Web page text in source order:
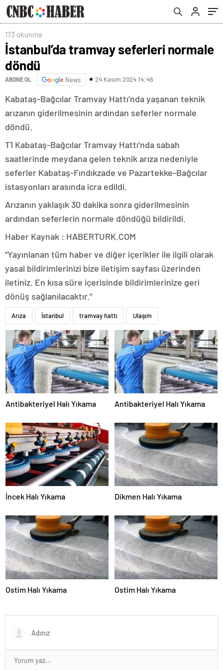
173 okunma
İstanbul’da tramvay seferleri normale
döndü
ABONE OL News 24 Kasım 2024 14:46
Kabataş-Bağcılar Tramvay Hattı’nda yaşanan teknik
arızanın giderilmesinin ardından seferler normale
döndü.
T1 Kabataş-Bağcılar Tramvay Hattı’nda sabah
saatlerinde meydana gelen teknik arıza nedeniyle
seferler Kabataş-Fındıkzade ve Pazartekke-Bağcılar
istasyonları arasında icra edildi.
Arızanın yaklaşık 30 dakika sonra giderilmesinin
ardından seferlerin normale döndüğü bildirildi.
Haber Kaynak : HABERTURK.COM
“Yayınlanan tüm haber ve diğer içerikler ile ilgili olarak
yasal bildirimlerinizi bize iletişim sayfası üzerinden
iletiniz. En kısa süre içerisinde bildirimlerinize geri
dönüş sağlanılacaktır.”
Arıza İstanbul tramvay hattı Ulaşım
Antibakteriyel Halı Yıkama Antibakteriyel Halı Yıkama
İncek Halı Yıkama Dikmen Halı Yıkama
Ostim Halı Yıkama Ostim Halı Yıkama